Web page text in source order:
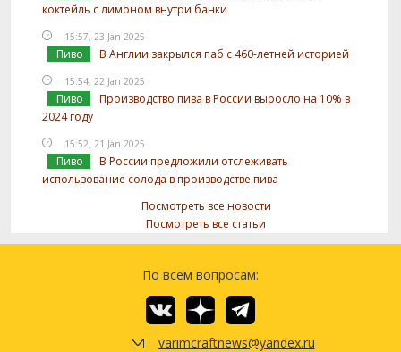
коктейль с лимоном внутри банки
15:57, 23 Jan 2025
Пиво В Англии закрылся паб с 460-летней историей
15:54, 22 Jan 2025
Пиво
Производство пива в России выросло на 10% в
2024 году
15:52, 21 Jan 2025
Пиво
В России предложили отслеживать
использование солода в производстве пива
Посмотреть все новости
Посмотреть все статьи
По всем вопросам:
varimcraftnews@yandex.ru